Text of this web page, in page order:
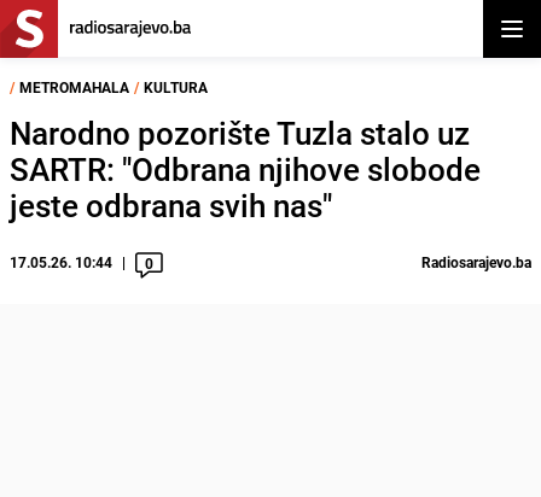
/ METROMAHALA / KULTURA
Narodno pozorište Tuzla stalo uz
SARTR: "Odbrana njihove slobode
jeste odbrana svih nas"
17.05.26. 10:44 0 Radiosarajevo.ba